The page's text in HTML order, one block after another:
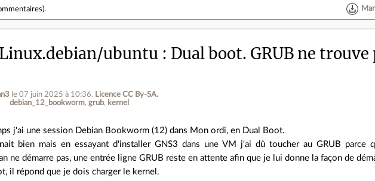
).
ubuntu
Dual boot. GRUB ne trouve
le 07 juin 2025 à 10:36. Licence CC By‑SA.
debian_12_bookworm grub kernel
j'ai une session Debian Bookworm (12) dans Mon ordi, en Dual Boot.
bien mais en essayant d'installer GNS3 dans une VM j'ai dû toucher au GRUB parce
ne démarre pas, une entrée ligne GRUB reste en attente afin que je lui donne la façon de
il répond que je dois charger le kernel.